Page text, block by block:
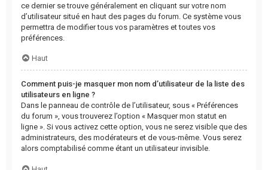
ce dernier se trouve généralement en cliquant sur votre nom
d’utilisateur situé en haut des pages du forum. Ce système vous
permettra de modifier tous vos paramètres et toutes vos
préférences.
Haut
Comment puis-je masquer mon nom d’utilisateur de la liste des
utilisateurs en ligne ?
Dans le panneau de contrôle de l’utilisateur, sous « Préférences
du forum », vous trouverez l’option « Masquer mon statut en
ligne ». Si vous activez cette option, vous ne serez visible que des
administrateurs, des modérateurs et de vous-même. Vous serez
alors comptabilisé comme étant un utilisateur invisible.